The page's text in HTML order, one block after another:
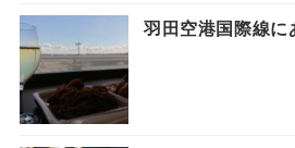
羽田空港国際線